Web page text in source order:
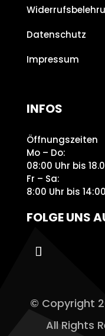
Datenschutz
Impressum
INFOS
Öffnungszeiten
Mo – Do:
08:00 Uhr bis
Fr – Sa:
8:00 Uhr bis
FOLGE UNS
© Copyright
All Rights